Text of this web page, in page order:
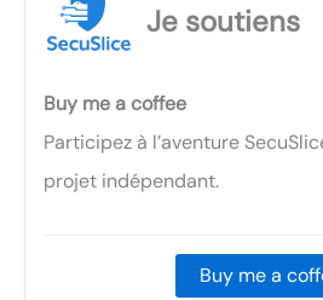
Je soutiens
Buy me a coffee
Participez à l’aventure
projet indépendant.
Buy me a